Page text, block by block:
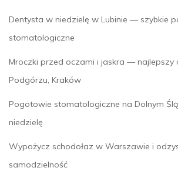
Dentysta w niedzielę w Lubinie — szybkie
stomatologiczne
Mroczki przed oczami i jaskra — najlepszy
Podgórzu, Kraków
Pogotowie stomatologiczne na Dolnym
niedzielę
Wypożycz schodołaz w Warszawie i
samodzielność